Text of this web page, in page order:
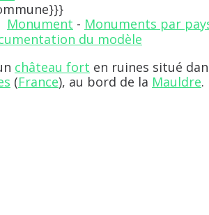
Monument - Monuments par
château fort en ruines situé
(France), au bord de la Mauldre.